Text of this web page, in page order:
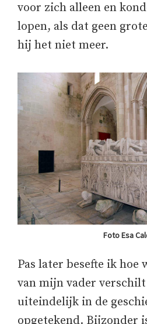
voor zich alleen en
lopen, als dat geen
hij het niet meer.
Foto Esa
Pas later besefte ik hoe
van mijn vader
uiteindelijk in de
opgetekend. Bijzonder